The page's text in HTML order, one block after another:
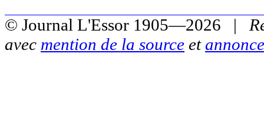
© Journal L'Essor 1905—2026 |
avec mention de la source et